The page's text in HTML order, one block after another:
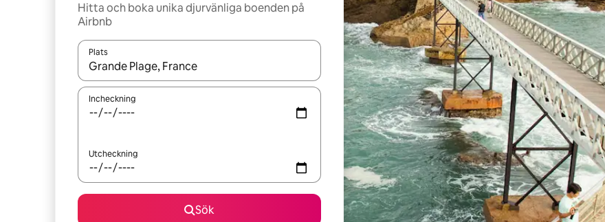
Hitta och boka unika djurvänliga boenden på
Airbnb
Plats
När resultaten är tillgängliga kan du navigera med upp- och nedåtpilarna eller utforska genom att trycka eller svepa.
Incheckning
Utcheckning
Sök